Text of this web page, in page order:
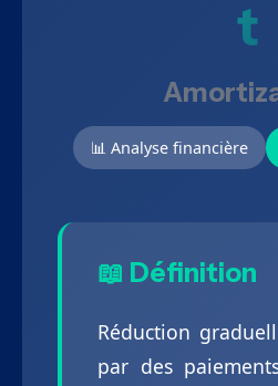
T
📊 Analyse financière
📖 Définition
Réduction
par des